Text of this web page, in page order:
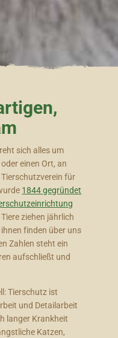
sich alles um
einen Ort, an
für
1844 gegründet
ziehen jährlich
finden über uns
Zahlen steht ein
aufschließt und
Tierschutz ist
und Detailarbeit
langer Krankheit
Katzen,